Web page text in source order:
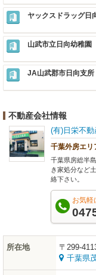
ヤックスドラッグ日
山武市立日向幼稚園
JA山武郡市日向支所
不動産会社情報
(有)日栄不動
千葉外房エリ
千葉県房総半
き家処分など
絡下さい。
お気軽
所在地
〒299-
千葉県